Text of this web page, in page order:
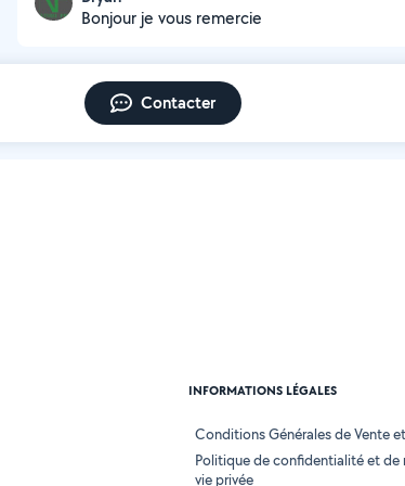
Bonjour je vous remercie
Contacter
INFORMATIONS LÉGALES
Conditions Générales de Vente
Politique de confidentialité et de
vie privée